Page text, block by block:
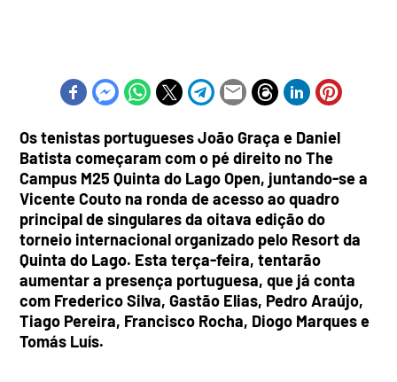
Os tenistas portugueses João Graça e Daniel
Batista começaram com o pé direito no The
Campus M25 Quinta do Lago Open, juntando-se a
Vicente Couto na ronda de acesso ao quadro
principal de singulares da oitava edição do
torneio internacional organizado pelo Resort da
Quinta do Lago. Esta terça-feira, tentarão
aumentar a presença portuguesa, que já conta
com Frederico Silva, Gastão Elias, Pedro Araújo,
Tiago Pereira, Francisco Rocha, Diogo Marques e
Tomás Luís.